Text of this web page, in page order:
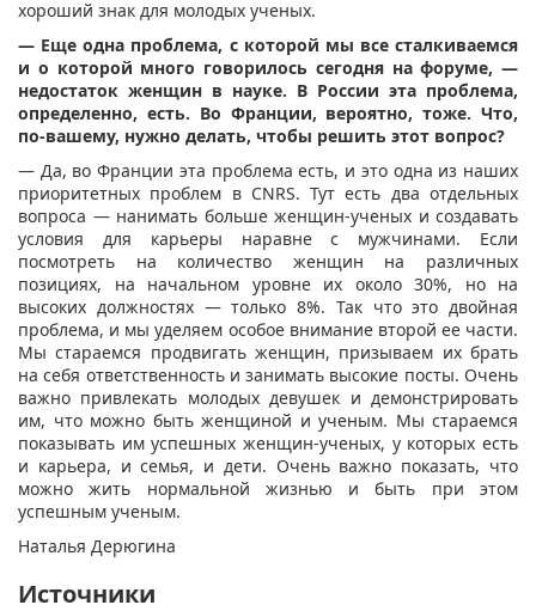
хороший знак для молодых ученых.
— Еще одна проблема, с которой мы все сталкиваемся
и о которой много говорилось сегодня на форуме, —
недостаток женщин в науке. В России эта проблема,
определенно, есть. Во Франции, вероятно, тоже. Что,
по-вашему, нужно делать, чтобы решить этот вопрос?
— Да, во Франции эта проблема есть, и это одна из наших
приоритетных проблем в CNRS. Тут есть два отдельных
вопроса — нанимать больше женщин-ученых и создавать
условия для карьеры наравне с мужчинами. Если
посмотреть на количество женщин на различных
позициях, на начальном уровне их около 30%, но на
высоких должностях — только 8%. Так что это двойная
проблема, и мы уделяем особое внимание второй ее части.
Мы стараемся продвигать женщин, призываем их брать
на себя ответственность и занимать высокие посты. Очень
важно привлекать молодых девушек и демонстрировать
им, что можно быть женщиной и ученым. Мы стараемся
показывать им успешных женщин-ученых, у которых есть
и карьера, и семья, и дети. Очень важно показать, что
можно жить нормальной жизнью и быть при этом
успешным ученым.
Наталья Дерюгина
Источники